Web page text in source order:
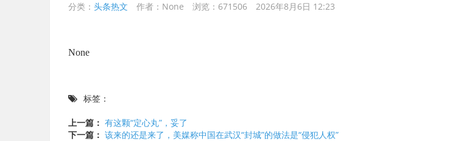
分类： 头条热文 作者：None 浏览：671506 2026年8月6日 12:23
None
标签：
上一篇： 有这颗“定心丸”，妥了
下一篇： 该来的还是来了，美媒称中国在武汉“封城”的做法是“侵犯人权”